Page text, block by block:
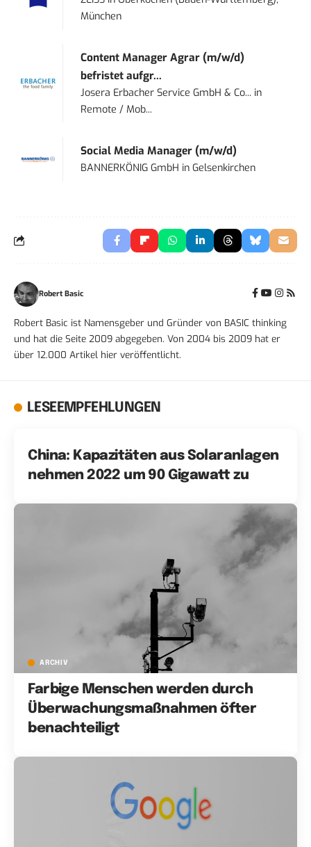
München
Content Manager Agrar (m/w/d)
befristet aufgr...
Josera Erbacher Service GmbH & Co... in
Remote / Mob...
Social Media Manager (m/w/d)
BANNERKÖNIG GmbH inGelsenkirchen
Robert Basic
Robert Basic ist Namensgeber und Gründer von BASIC thinking
und hat die Seite 2009 abgegeben. Von 2004 bis 2009 hat er
über 12.000 Artikel hier veröffentlicht.
LESEEMPFEHLUNGEN
China: Kapazitäten aus Solaranlagen
nehmen 2022 um 90 Gigawatt zu
ARCHIV
Farbige Menschen werden durch
Überwachungsmaßnahmen öfter
benachteiligt